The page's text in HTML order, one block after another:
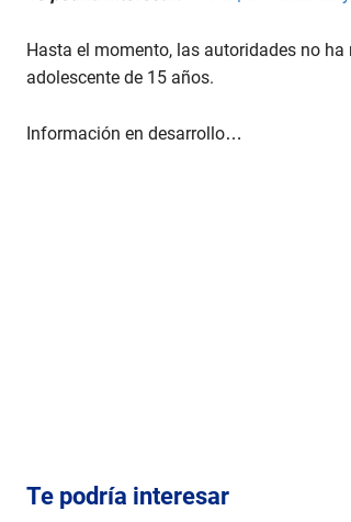
o
u
9
Hasta el momento, las autoridades no
adolescente de 15 años.
Información en desarrollo…
Te podría interesar